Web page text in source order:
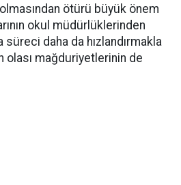
ötürü büyük önem
okul müdürlüklerinden
süreci daha da hızlandırmakla
olası mağduriyetlerinin de